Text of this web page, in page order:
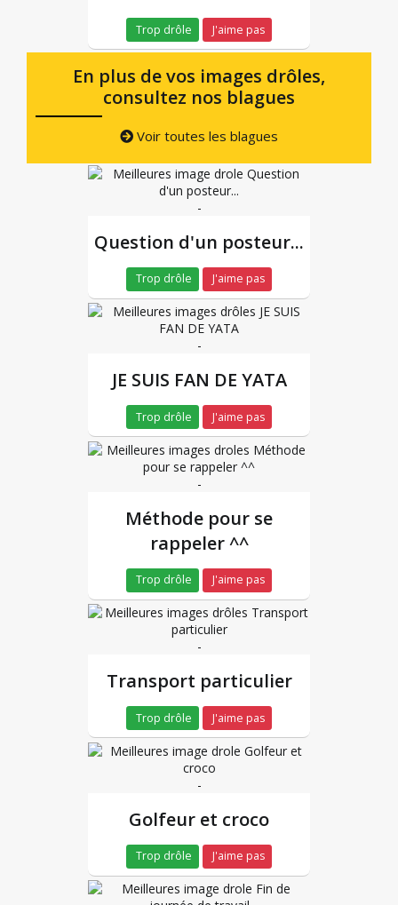
Trop drôle J'aime pas
En plus de vos images drôles,
consultez nos blagues
Voir toutes les blagues
-
Question d'un posteur...
Trop drôle J'aime pas
-
JE SUIS FAN DE YATA
Trop drôle J'aime pas
-
Méthode pour se
rappeler ^^
Trop drôle J'aime pas
-
Transport particulier
Trop drôle J'aime pas
-
Golfeur et croco
Trop drôle J'aime pas